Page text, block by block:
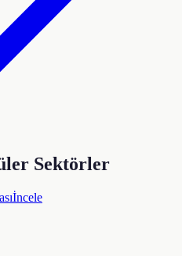
Sektörler
İncele